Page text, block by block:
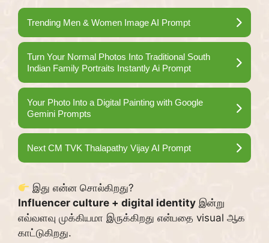
Trending Men & Women Image AI Prompt
Turn Your Normal Photos Into Traditional South
Indian Family Portraits Instantly Ai Prompt
Your Photo Into a Digital Painting with Google
Gemini Prompts
Next CM TVK Thalapathy Vijay AI Prompt
இது என்ன சொல்கிறது?
Influencer culture + digital identity இன்று
எவ்வளவு முக்கியமா இருக்கிறது என்பதை visual ஆக
காட்டுகிறது.